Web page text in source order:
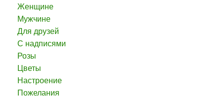
Женщине
Мужчине
Для друзей
С надписями
Розы
Цветы
Настроение
Пожелания